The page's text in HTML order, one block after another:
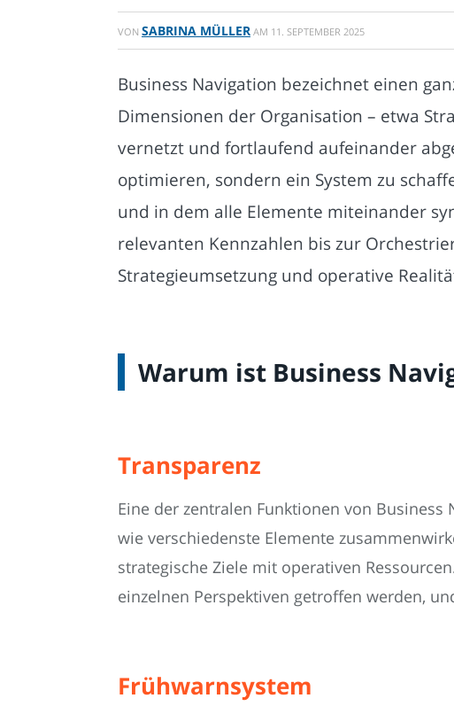
VON SABRINA MÜLLER AM 11. SEPTEMBER 2025
Business Navigation bezeichnet einen
Dimensionen der Organisation – etwa
vernetzt und fortlaufend aufeinander
optimieren, sondern ein System zu
und in dem alle Elemente miteinander
relevanten Kennzahlen bis zur
Strategieumsetzung und operative
Warum ist Business
Transparenz
Eine der zentralen Funktionen von
wie verschiedenste Elemente
strategische Ziele mit operativen
einzelnen Perspektiven getroffen werden,
Frühwarnsystem